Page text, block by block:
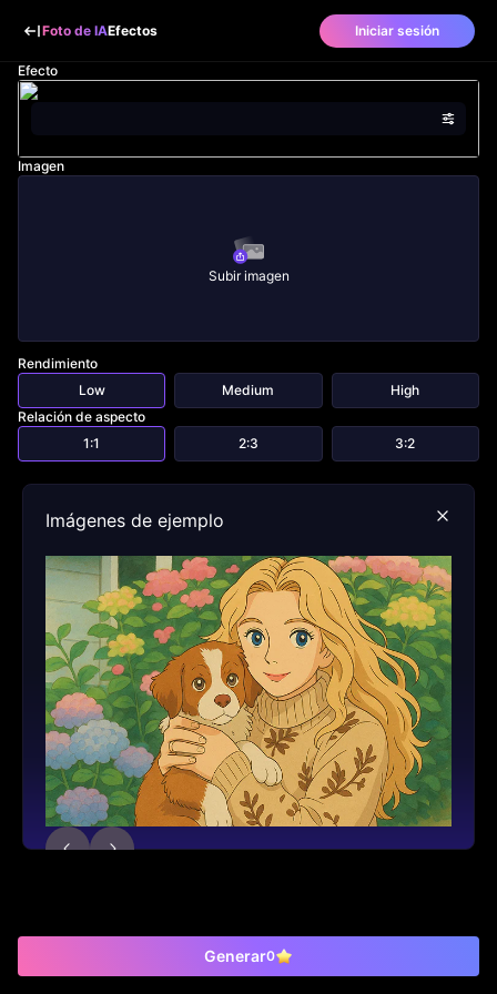
Foto de IAEfectos Iniciar sesión
Efecto
Imagen
Subir imagen
Rendimiento
Low
Medium
High
Relación de aspecto
1:1
2:3 3:2
Generar0
Imágenes de ejemplo